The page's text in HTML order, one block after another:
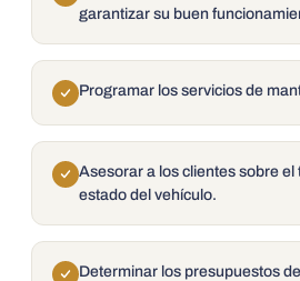
garantizar su buen
Programar los servicios de
Asesorar a los clientes sobre el
estado del vehículo.
Determinar los presupuestos